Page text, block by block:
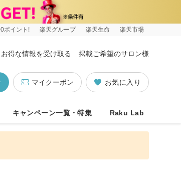
ポイント! 楽天グループ 楽天生命 楽天市場
お得な情報を受け取る 掲載ご希望のサロン様
お気に入り
マイクーポン
キャンペーン一覧・特集 Raku Lab